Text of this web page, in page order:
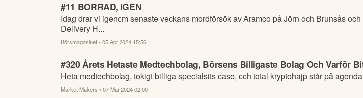
#11 BORRAD, IGEN
Idag drar vi igenom senaste veckans mordförsök av Aramco på Jörn och Brunsås
Delivery H...
Börsmagasinet• 05 Apr 2024 15:56
#320 Årets Hetaste Medtechbolag, Börsens Billigaste Bolag Och Varför
Heta medtechbolag, tokigt billiga specialsits case, och total kryptohajp står på
Market Makers • 07 Mar 2024 02:00